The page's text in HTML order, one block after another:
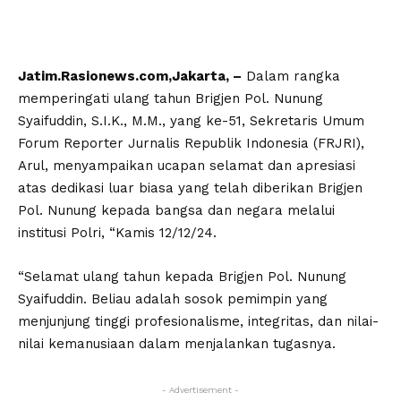
Jatim.Rasionews.com,Jakarta, – Dalam rangka
memperingati ulang tahun Brigjen Pol. Nunung
Syaifuddin, S.I.K., M.M., yang ke-51, Sekretaris Umum
Forum Reporter Jurnalis Republik Indonesia (FRJRI),
Arul, menyampaikan ucapan selamat dan apresiasi
atas dedikasi luar biasa yang telah diberikan Brigjen
Pol. Nunung kepada bangsa dan negara melalui
institusi Polri, “Kamis 12/12/24.
“Selamat ulang tahun kepada Brigjen Pol. Nunung
Syaifuddin. Beliau adalah sosok pemimpin yang
menjunjung tinggi profesionalisme, integritas, dan nilai-
nilai kemanusiaan dalam menjalankan tugasnya.
- Advertisement -